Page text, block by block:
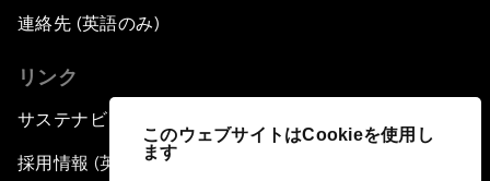
このウェブサイトはCookieを使用し
ます
連絡先 (英語のみ)
リンク
サステナビリティへの取り組み
採用情報 (英語のみ)